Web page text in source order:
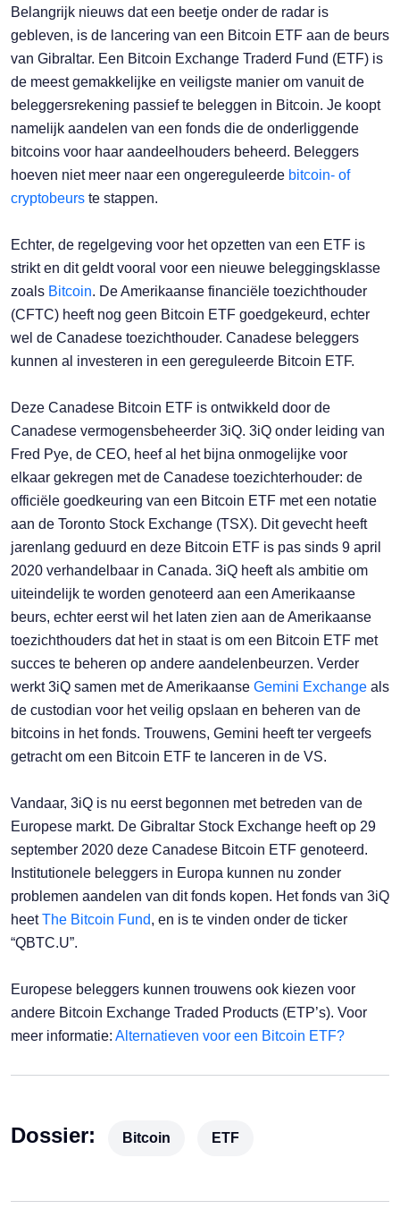
Belangrijk nieuws dat een beetje onder de radar is
gebleven, is de lancering van een Bitcoin ETF aan de beurs
van Gibraltar. Een Bitcoin Exchange Traderd Fund (ETF) is
de meest gemakkelijke en veiligste manier om vanuit de
beleggersrekening passief te beleggen in Bitcoin. Je koopt
namelijk aandelen van een fonds die de onderliggende
bitcoins voor haar aandeelhouders beheerd. Beleggers
hoeven niet meer naar een ongereguleerde bitcoin- of
cryptobeurs te stappen.
Echter, de regelgeving voor het opzetten van een ETF is
strikt en dit geldt vooral voor een nieuwe beleggingsklasse
zoals Bitcoin. De Amerikaanse financiële toezichthouder
(CFTC) heeft nog geen Bitcoin ETF goedgekeurd, echter
wel de Canadese toezichthouder. Canadese beleggers
kunnen al investeren in een gereguleerde Bitcoin ETF.
Deze Canadese Bitcoin ETF is ontwikkeld door de
Canadese vermogensbeheerder 3iQ. 3iQ onder leiding van
Fred Pye, de CEO, heef al het bijna onmogelijke voor
elkaar gekregen met de Canadese toezichterhouder: de
officiële goedkeuring van een Bitcoin ETF met een notatie
aan de Toronto Stock Exchange (TSX). Dit gevecht heeft
jarenlang geduurd en deze Bitcoin ETF is pas sinds 9 april
2020 verhandelbaar in Canada. 3iQ heeft als ambitie om
uiteindelijk te worden genoteerd aan een Amerikaanse
beurs, echter eerst wil het laten zien aan de Amerikaanse
toezichthouders dat het in staat is om een Bitcoin ETF met
succes te beheren op andere aandelenbeurzen. Verder
werkt 3iQ samen met de Amerikaanse Gemini Exchange als
de custodian voor het veilig opslaan en beheren van de
bitcoins in het fonds. Trouwens, Gemini heeft ter vergeefs
getracht om een Bitcoin ETF te lanceren in de VS.
Vandaar, 3iQ is nu eerst begonnen met betreden van de
Europese markt. De Gibraltar Stock Exchange heeft op 29
september 2020 deze Canadese Bitcoin ETF genoteerd.
Institutionele beleggers in Europa kunnen nu zonder
problemen aandelen van dit fonds kopen. Het fonds van 3iQ
heetThe Bitcoin Fund, en is te vinden onder de ticker
“QBTC.U”.
Europese beleggers kunnen trouwens ook kiezen voor
andere Bitcoin Exchange Traded Products (ETP’s). Voor
meer informatie: Alternatieven voor een Bitcoin ETF?
Dossier: Bitcoin ETF